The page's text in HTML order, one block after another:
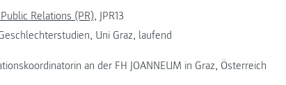
Relations (PR), JPR13
Uni Graz, laufend
an der FH JOANNEUM in Graz, Österreich